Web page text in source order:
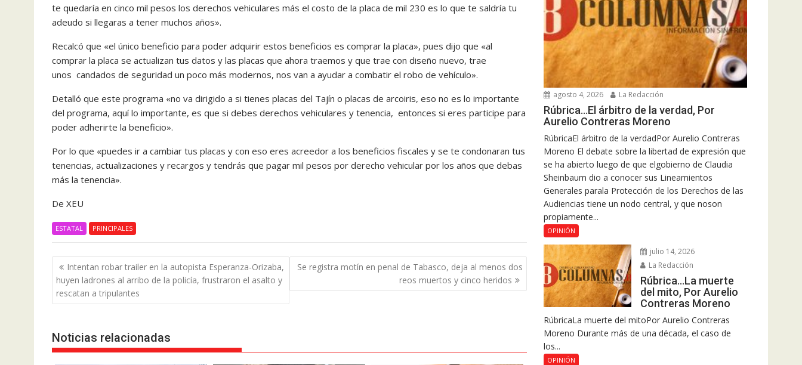
te quedaría en cinco mil pesos los derechos vehiculares más el costo de la placa de mil 230 es lo que te saldría tu
adeudo si llegaras a tener muchos años».
Recalcó que «el único beneficio para poder adquirir estos beneficios es comprar la placa», pues dijo que «al
comprar la placa se actualizan tus datos y las placas que ahora traemos y que trae con diseño nuevo, trae
unos candados de seguridad un poco más modernos, nos van a ayudar a combatir el robo de vehículo».
Detalló que este programa «no va dirigido a si tienes placas del Tajín o placas de arcoiris, eso no es lo importante
del programa, aquí lo importante, es que si debes derechos vehiculares y tenencia, entonces si eres participe para
poder adherirte la beneficio».
Por lo que «puedes ir a cambiar tus placas y con eso eres acreedor a los beneficios fiscales y se te condonaran tus
tenencias, actualizaciones y recargos y tendrás que pagar mil pesos por derecho vehicular por los años que debas
más la tenencia».
De XEU
ESTATAL PRINCIPALES
Navegación
de
entradas
Intentan robar trailer en la autopista Esperanza-Orizaba,
huyen ladrones al arribo de la policía, frustraron el asalto y
rescatan a tripulantes
Se registra motín en penal de Tabasco, deja al menos dos
reos muertos y cinco heridos
Noticias relacionadas
agosto 4, 2026 La Redacción
Rúbrica…El árbitro de la verdad, Por
Aurelio Contreras Moreno
RúbricaEl árbitro de la verdadPor Aurelio Contreras
Moreno El debate sobre la libertad de expresión que
se ha abierto luego de que elgobierno de Claudia
Sheinbaum dio a conocer sus Lineamientos
Generales parala Protección de los Derechos de las
Audiencias tiene un nodo central, y que noson
propiamente...
OPINIÓN
julio 14, 2026
La Redacción
Rúbrica…La muerte
del mito, Por Aurelio
Contreras Moreno
RúbricaLa muerte del mitoPor Aurelio Contreras
Moreno Durante más de una década, el caso de
los...
OPINIÓN